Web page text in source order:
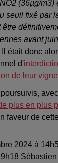
(36µg/m3)
seuil fixé par
être
avant
Il était donc
d'
de leur
plus en plus
faveur de
2024 à